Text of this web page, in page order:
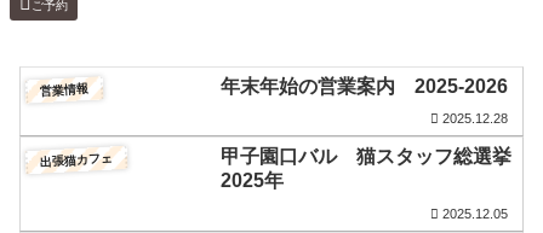
ご予約
営業情報 年末年始の営業案内 2025-2026
2025.12.28
出張猫カフェ
甲子園口バル 猫スタッフ総選挙
2025年
2025.12.05